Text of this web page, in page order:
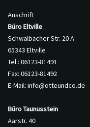
Anschrift
Büro Eltville
Schwalbacher Str. 20 A
65343 Eltville
Tel.: 06123-81491
Fax: 06123-81492
E-Mail: info@otteundco.de
Büro Taunusstein
Aarstr. 40